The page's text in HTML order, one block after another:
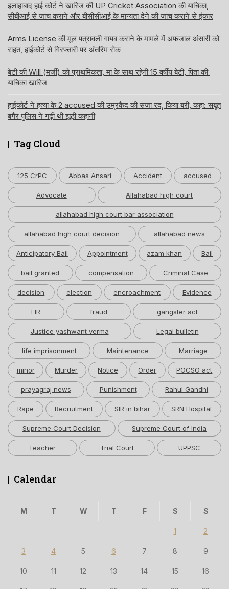
इलाहाबाद हाई कोर्ट ने खारिज की UP Cricket Association की याचिका,
सीबीआई से जांच कराने और बीसीसीआई के मान्यता देने की जांच कराने से इंकार
Arms License की मूल पत्रावली गायब कराने के मामले में अफजाल अंसारी को
राहत, हाईकोर्ट से गिरफ्तारी पर अंतरिम रोक
बेटी की Will (मर्जी) को प्राथमिकता, मां के साथ रहेगी 15 वर्षीय बेटी, पिता की
याचिका खारिज
हाईकोर्ट ने हत्या के 2 accused की उम्रकैद की सजा रद, किया बरी, कहा: सबूत
बगैर पुलिस ने गढ़ी थी झूठी कहानी
Tag Cloud
125 CrPC Abbas Ansari Accident accused
Advocate Allahabad high court
allahabad high court bar association
allahabad high court decision allahabad news
Anticipatory Bail Appointment azam khan Bail
bail granted compensation Criminal Case
decision election encroachment Evidence
FIR fraud gangster act
Justice yashwant verma Legal bulletin
life imprisonment Maintenance Marriage
minor Murder Notice Order POCSO act
prayagraj news Punishment Rahul Gandhi
Rape Recruitment SIR in bihar SRN Hospital
Supreme Court Decision Supreme Court of India
Teacher Trial Court UPPSC
Calendar
M T W T F S S
1 2
3 4 5 6 7 8 9
10 11 12 13 14 15 16